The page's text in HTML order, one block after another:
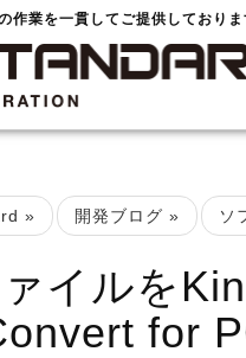
業を一貫してご提供しておりま
» 開発ブログ » ソ
イルを
for